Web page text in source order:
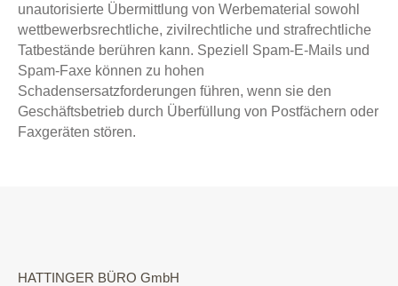
unautorisierte Übermittlung von Werbematerial sowohl
wettbewerbsrechtliche, zivilrechtliche und strafrechtliche
Tatbestände berühren kann. Speziell Spam-E-Mails und
Spam-Faxe können zu hohen
Schadensersatzforderungen führen, wenn sie den
Geschäftsbetrieb durch Überfüllung von Postfächern oder
Faxgeräten stören.
HATTINGER BÜRO GmbH